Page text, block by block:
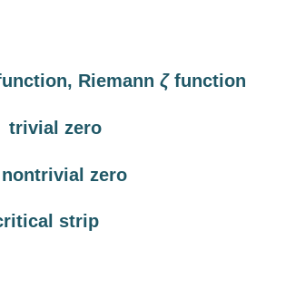
Riemann ζfunction
trivial zero
nontrivial zero
strip